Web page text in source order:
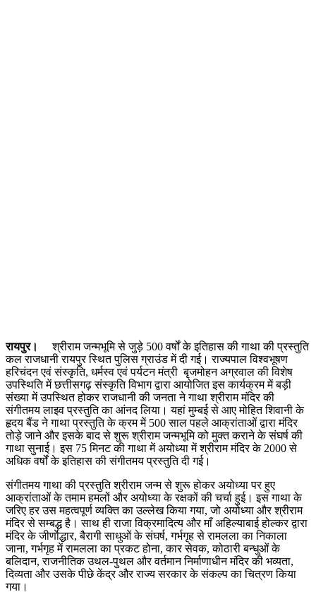
रायपुर।
श्रीराम जन्मभूमि से जुड़े 500 वर्षों के इतिहास की गाथा की प्रस्तुति
कल राजधानी रायपुर स्थित पुलिस ग्राउंड में दी गई। राज्यपाल विश्वभूषण
हरिचंदन एवं संस्कृति, धर्मस्व एवं पर्यटन मंत्री बृजमोहन अग्रवाल की विशेष
उपस्थिति में छत्तीसगढ़ संस्कृति विभाग द्वारा आयोजित इस कार्यक्रम में बड़ी
संख्या में उपस्थित होकर राजधानी की जनता ने गाथा श्रीराम मंदिर की
संगीतमय लाइव प्रस्तुति का आंनद लिया। यहां मुम्बई से आए मोहित शिवानी के
हृदय बैंड ने गाथा प्रस्तुति के क्रम में 500 साल पहले आक्रांताओं द्वारा मंदिर
तोड़े जाने और इसके बाद से शुरू श्रीराम जन्मभूमि को मुक्त कराने के संघर्ष की
गाथा सुनाई। इस 75 मिनट की गाथा में अयोध्या में श्रीराम मंदिर के 2000 से
अधिक वर्षों के इतिहास की संगीतमय प्रस्तुति दी गई।
संगीतमय गाथा की प्रस्तुति श्रीराम जन्म से शुरू होकर अयोध्या पर हुए
आक्रांताओं के तमाम हमलों और अयोध्या के रक्षकों की चर्चा हुई। इस गाथा के
जरिए हर उस महत्वपूर्ण व्यक्ति का उल्लेख किया गया, जो अयोध्या और श्रीराम
मंदिर से सम्बद्ध है। साथ ही राजा विक्रमादित्य और माँ अहिल्याबाई होल्कर द्वारा
मंदिर के जीर्णाेद्धार, बैरागी साधुओं के संघर्ष, गर्भगृह से रामलला का निकाला
जाना, गर्भगृह में रामलला का प्रकट होना, कार सेवक, कोठारी बन्धुओं के
बलिदान, राजनीतिक उथल-पुथल और वर्तमान निर्माणाधीन मंदिर की भव्यता,
दिव्यता और उसके पीछे केंद्र और राज्य सरकार के संकल्प का चित्रण किया
गया।